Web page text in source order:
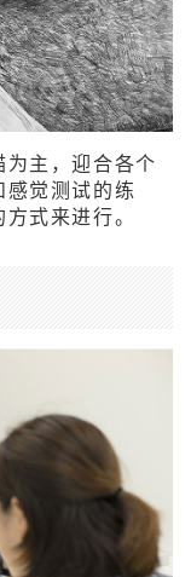
主，迎合各个
觉测试的练
式来进行。